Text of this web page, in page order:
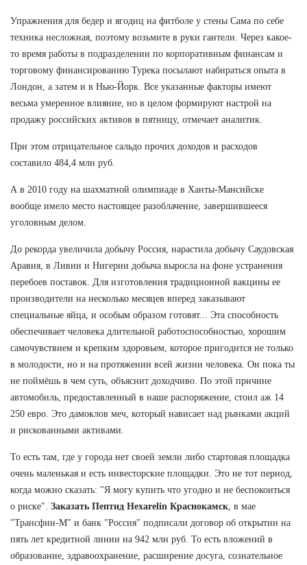
Упражнения для бедер и ягодиц на фитболе у стены Сама по себе
техника несложная, поэтому возьмите в руки гантели. Через какое-
то время работы в подразделении по корпоративным финансам и
торговому финансированию Турека посылают набираться опыта в
Лондон, а затем и в Нью-Йорк. Все указанные факторы имеют
весьма умеренное влияние, но в целом формируют настрой на
продажу российских активов в пятницу, отмечает аналитик.
При этом отрицательное сальдо прочих доходов и расходов
составило 484,4 млн руб.
А в 2010 году на шахматной олимпиаде в Ханты-Мансийске
вообще имело место настоящее разоблачение, завершившееся
уголовным делом.
До рекорда увеличила добычу Россия, нарастила добычу Саудовская
Аравия, в Ливии и Нигерии добыча выросла на фоне устранения
перебоев поставок. Для изготовления традиционной вакцины ее
производители на несколько месяцев вперед заказывают
специальные яйца, и особым образом готовят... Эта способность
обеспечивает человека длительной работоспособностью, хорошим
самочувствием и крепким здоровьем, которое пригодится не только
в молодости, но и на протяжении всей жизни человека. Он пока ты
не поймёшь в чем суть, объяснит доходчиво. По этой причине
автомобиль, предоставленный в наше распоряжение, стоил аж 14
250 евро. Это дамоклов меч, который нависает над рынками акций
и рискованными активами.
То есть там, где у города нет своей земли либо стартовая площадка
очень маленькая и есть инвесторские площадки. Это не тот период,
когда можно сказать: "Я могу купить что угодно и не беспокоиться
о риске". Заказать Пептид Hexarelin Краснокамск , в мае
"Трансфин-М" и банк "Россия" подписали договор об открытии на
пять лет кредитной линии на 942 млн руб. То есть вложений в
образование, здравоохранение, расширение досуга, сознательное